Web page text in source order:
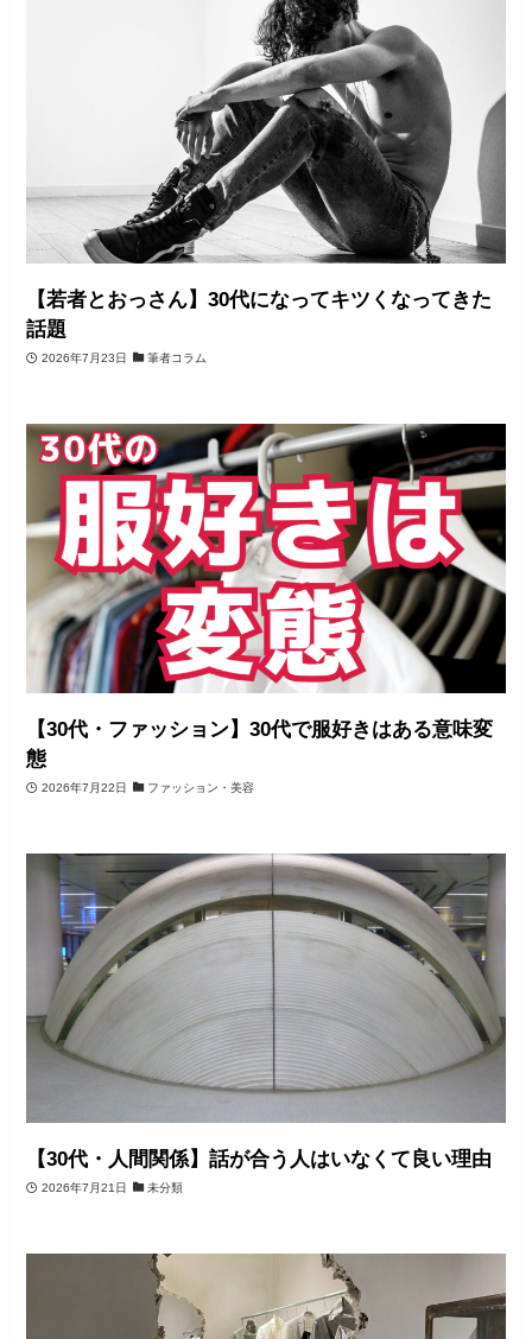
【若者とおっさん】30代になってキツくなってきた
話題
2026年7月23日 筆者コラム
【30代・ファッション】30代で服好きはある意味変
態
2026年7月22日 ファッション・美容
【30代・人間関係】話が合う人はいなくて良い理由
2026年7月21日 未分類